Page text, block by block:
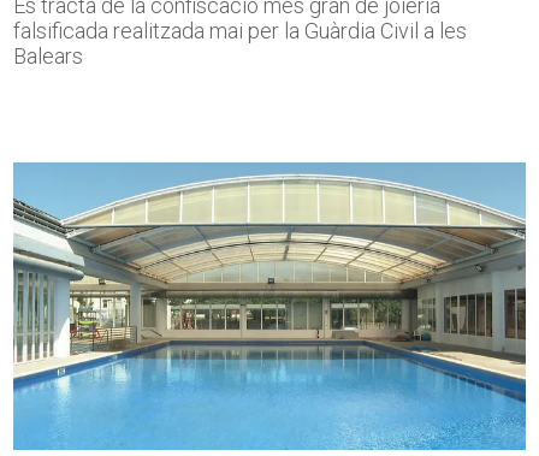
Es tracta de la confiscació més gran de joieria
falsificada realitzada mai per la Guàrdia Civil a les
Balears